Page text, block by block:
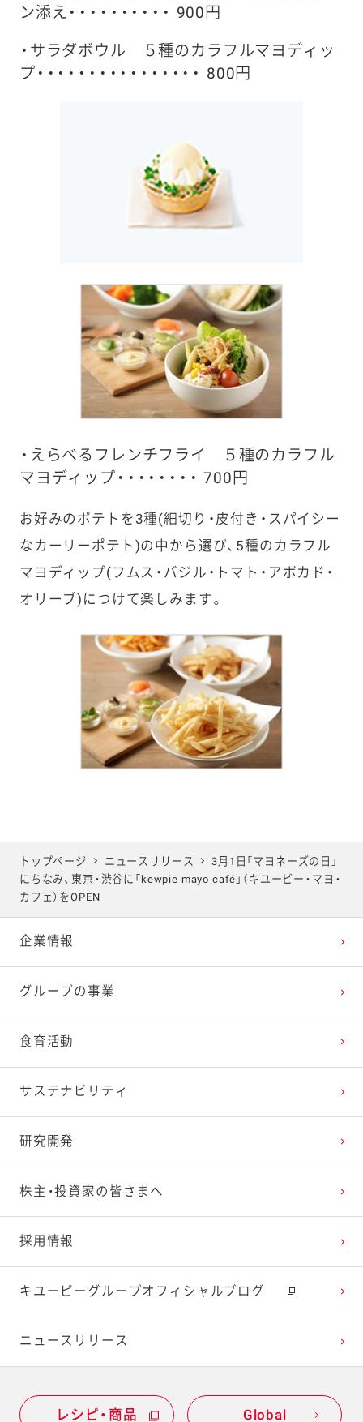
ン添え・・・・・・・・・・ 900円
・サラダボウル ５種のカラフルマヨディッ
プ・・・・・・・・・・・・・・・・ 800円
・えらべるフレンチフライ ５種のカラフル
マヨディップ・・・・・・・・ 700円
お好みのポテトを3種(細切り・皮付き・スパイシー
なカーリーポテト)の中から選び、5種のカラフル
マヨディップ(フムス・バジル・トマト・アボカド・
オリーブ)につけて楽しみます。
トップページ ニュースリリース
3月1日「マヨネーズの日」
にちなみ、東京・渋谷に「kewpie mayo café」（キユーピー・マヨ・
カフェ）をOPEN
企業情報
グループの事業
食育活動
サステナビリティ
研究開発
株主・投資家の皆さまへ
採用情報
キユーピーグループオフィシャルブログ
ニュースリリース
レシピ・商品 Global